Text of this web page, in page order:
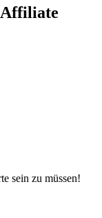
sein zu müssen!